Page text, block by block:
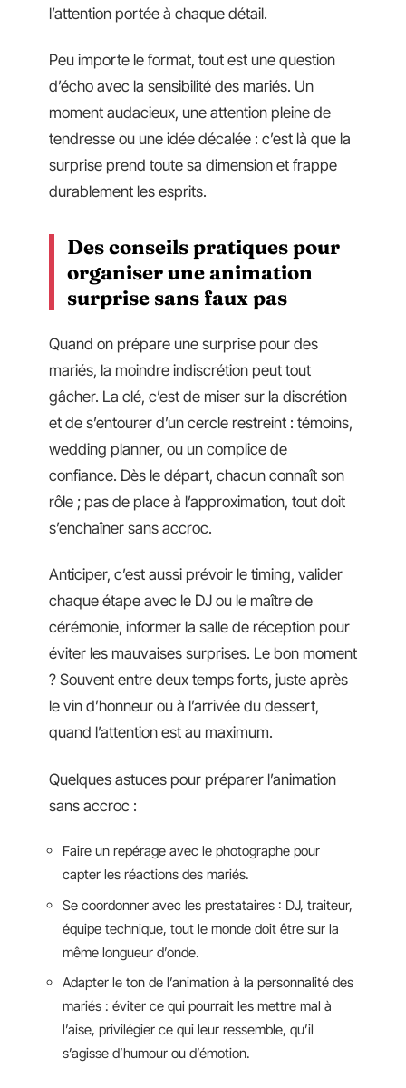
l’attention portée à chaque détail.
Peu importe le format, tout est une question
d’écho avec la sensibilité des mariés. Un
moment audacieux, une attention pleine de
tendresse ou une idée décalée : c’est là que la
surprise prend toute sa dimension et frappe
durablement les esprits.
Des conseils pratiques pour
organiser une animation
surprise sans faux pas
Quand on prépare une surprise pour des
mariés, la moindre indiscrétion peut tout
gâcher. La clé, c’est de miser sur la discrétion
et de s’entourer d’un cercle restreint : témoins,
wedding planner, ou un complice de
confiance. Dès le départ, chacun connaît son
rôle ; pas de place à l’approximation, tout doit
s’enchaîner sans accroc.
Anticiper, c’est aussi prévoir le timing, valider
chaque étape avec le DJ ou le maître de
cérémonie, informer la salle de réception pour
éviter les mauvaises surprises. Le bon moment
? Souvent entre deux temps forts, juste après
le vin d’honneur ou à l’arrivée du dessert,
quand l’attention est au maximum.
Quelques astuces pour préparer l’animation
sans accroc :
Faire un repérage avec le photographe pour
capter les réactions des mariés.
Se coordonner avec les prestataires : DJ, traiteur,
équipe technique, tout le monde doit être sur la
même longueur d’onde.
Adapter le ton de l’animation à la personnalité des
mariés : éviter ce qui pourrait les mettre mal à
l’aise, privilégier ce qui leur ressemble, qu’il
s’agisse d’humour ou d’émotion.